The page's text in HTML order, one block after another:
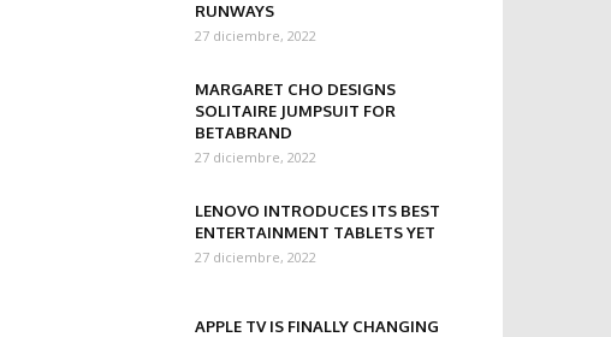
RUNWAYS
27 diciembre, 2022
MARGARET CHO DESIGNS
SOLITAIRE JUMPSUIT FOR
BETABRAND
27 diciembre, 2022
LENOVO INTRODUCES ITS BEST
ENTERTAINMENT TABLETS YET
27 diciembre, 2022
APPLE TV IS FINALLY CHANGING